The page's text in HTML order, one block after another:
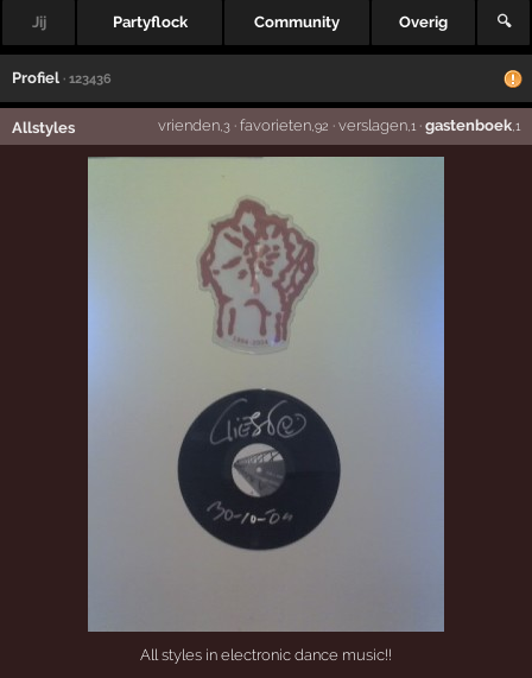
Jij Partyflock Community Overig 🔍
Profiel · 123436
Allstyles vrienden,3· favorieten,92 · verslagen,1· gastenboek,1
All styles in electronic dance music!!